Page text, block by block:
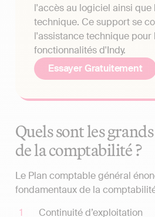
l'accès au logiciel ainsi que
technique. Ce support se
l'assistance technique
fonctionnalités d'Indy.
Essayer Gratuitement
Quels sont les
de la comptabilité ?
Le Plan comptable général
fondamentaux de la
Continuité d’exploitation